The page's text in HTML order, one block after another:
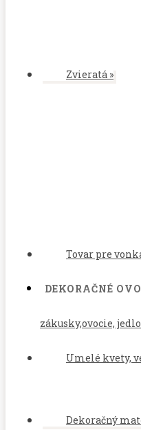
Zvieratá »
Tovar pre
DEKORAČNÉ
zákusky,ovocie, jedlo
Umelé kvety,
Dekoračný